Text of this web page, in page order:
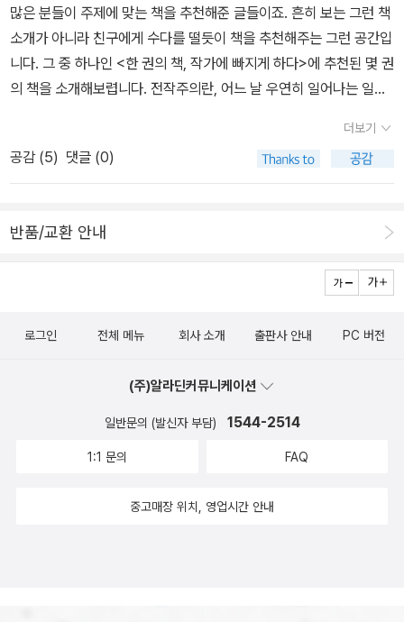
도 제게 큰 기쁨을 주고 있는 작가입니다 (혈기린외전보다는 이재일
의 쟁선계를 더 높이 평가하기는 합니다만...).이 책에 대해 무협독자
로서의 편애가 들어가 있는 평을 하자면 '한 권 분량의 책이지만 그 내
용은 한 권을 넘을터이다'라고나 할까요? 무협에 발을 들이려는 분들
이런 판형으로 나온다는 것은 좌백의 나머지 작품들이 같은 판형으로
나올 가능성이 높다고 봐야겠지요? 금강불괴와 생사박이 나와주었으
면 고맙겠군요.
많은 분들이 주제에 맞는 책을 추천해준 글들이죠. 흔히 보는 그런 책
소개가 아니라 친구에게 수다를 떨듯이 책을 추천해주는 그런 공간입
니다. 그 중 하나인 <한 권의 책, 작가에 빠지게 하다>에 추천된 몇 권
의 책을 소개해보렵니다. 전작주의란, 어느 날 우연히 일어나는 일이
다. 이 책은 자석이다. 짧지만 지적이고 아름다운산문을 읽고 난 뒤의
침묵의 여운이 얼마나 크며 또 얼마나 오래 지속될 수 있는가를 너무
나도 잘 보여 주고 있어서 나는 그가 쓴 책이라면 무조건 사서 읽고 있
니 행복이라고 말해야 되리라. _은이후니전 아직 미셸 투르니에를 접
수(?)하지 못했습니다. 많은 분들이 투르니에를 소개해주지만 읽어
도 읽어도 도무지 제 맘에 들어오질 않았더랬습니다. 그래서 미셸 투
탁을 드렸습니다. 투르니에의 책 중에 제 취향에 맞을만한 것으로. 은
의 책 중에 한 권입니다. 아직, 읽어보진 않았지만 '죽기 전까지 그의
자장에서 벗어나지 못할' 만큼이라고 하시니 저도 곧 그런 행복을 맞
에게 바다 향이 물씬 느껴졌던 책. 처음 마주했던 작가였는데 다른 책
데 역시 좋았다. 기회가 되면 한창훈 작가의 책을 다 찾아 읽을 예정이
더보기
공감 (5) 댓글 (0)
반품/교환 안내
로그인 전체 메뉴 회사 소개 출판사 안내 PC 버전
(주)알라딘커뮤니케이션
일반문의 (발신자 부담) 1544-2514
1:1 문의 FAQ
중고매장 위치, 영업시간 안내